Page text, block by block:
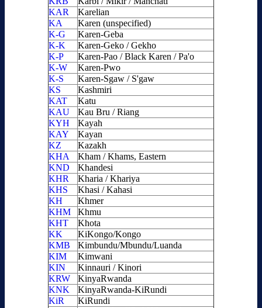
KAR
Karelian
KA
Karen (unspecified)
K-G
Karen-Geba
K-K
Karen-Geko / Gekho
K-P
Karen-Pao / Black Karen / Pa'o
K-W
Karen-Pwo
K-S
Karen-Sgaw / S'gaw
KS
Kashmiri
KAT
Katu
KAU
Kau Bru / Riang
KYH
Kayah
KAY
Kayan
KZ
Kazakh
KHA
Kham / Khams, Eastern
KND
Khandesi
KHR
Kharia / Khariya
KHS
Khasi / Kahasi
KH
Khmer
KHM
Khmu
KHT
Khota
KK
KiKongo/Kongo
KMB
Kimbundu/Mbundu/Luanda
KIM
Kimwani
KIN
Kinnauri / Kinori
KRW
KinyaRwanda
KNK
KinyaRwanda-KiRundi
KiR
KiRundi